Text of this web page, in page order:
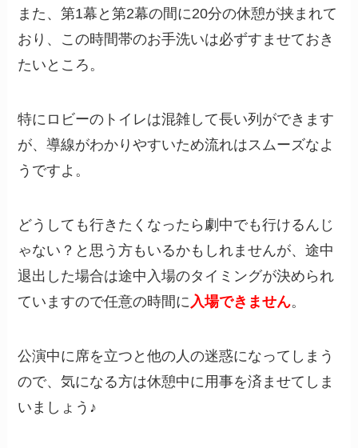
また、第1幕と第2幕の間に20分の休憩が挟まれて
おり、この時間帯のお手洗いは必ずすませておき
たいところ。
特にロビーのトイレは混雑して長い列ができます
が、導線がわかりやすいため流れはスムーズなよ
うですよ。
どうしても行きたくなったら劇中でも行けるんじ
ゃない？と思う方もいるかもしれませんが、途中
退出した場合は途中入場のタイミングが決められ
ていますので任意の時間に入場できません。
公演中に席を立つと他の人の迷惑になってしまう
ので、気になる方は休憩中に用事を済ませてしま
いましょう♪